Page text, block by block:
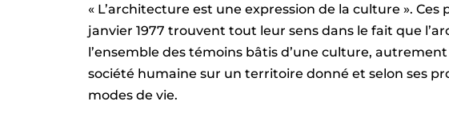
« L’architecture est une expression de la culture ».
janvier 1977 trouvent tout leur sens dans le fait que
l’ensemble des témoins bâtis d’une culture,
société humaine sur un territoire donné et selon ses
modes de vie.